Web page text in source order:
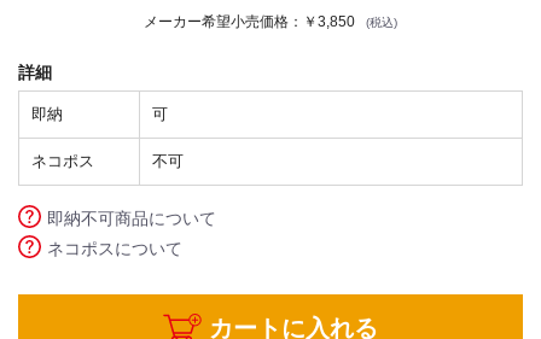
メーカー希望小売価格：￥3,850 (税込)
詳細
即納 可
ネコポス 不可
即納不可商品について
ネコポスについて
カートに入れる